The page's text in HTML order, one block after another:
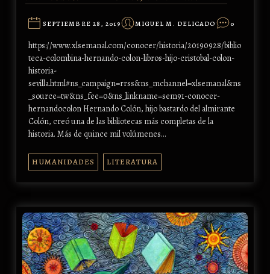
SEPTIEMBRE 28, 2019 MIGUEL M. DELICADO 0
https://www.xlsemanal.com/conocer/historia/20190928/biblio
teca-colombina-hernando-colon-libros-hijo-cristobal-colon-
historia-
sevilla.html#ns_campaign=rrss&ns_mchannel=xlsemanal&ns
_source=tw&ns_fee=0&ns_linkname=sem91-conocer-
hernandocolon Hernando Colón, hijo bastardo del almirante
Colón, creó una de las bibliotecas más completas de la
historia. Más de quince mil volúmenes…
HUMANIDADES LITERATURA